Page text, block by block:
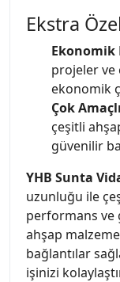
Ekstra
Ekonomik
projeler
ekonomik
Çok
çeşitli
güvenilir
YHB Sunta
uzunluğu ile
performans ve
ahşap
bağlantılar
işinizi